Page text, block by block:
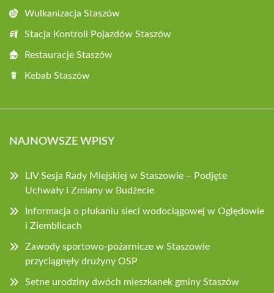
Wulkanizacja Staszów
Stacja Kontroli Pojazdów Staszów
Restauracje Staszów
Kebab Staszów
NAJNOWSZE WPISY
LIV Sesja Rady Miejskiej w Staszowie – Podjęte
Uchwały i Zmiany w Budżecie
Informacja o płukaniu sieci wodociągowej w Oględowie
i Ziemblicach
Zawody sportowo-pożarnicze w Staszowie
przyciągnęły drużyny OSP
Setne urodziny dwóch mieszkanek gminy Staszów